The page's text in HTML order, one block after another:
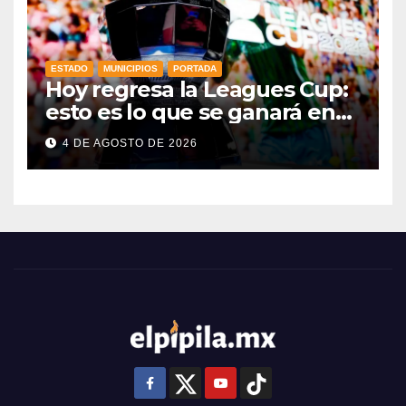
ESTADO MUNICIPIOS PORTADA
Hoy regresa la Leagues Cup:
esto es lo que se ganará en
esta edición
4 DE AGOSTO DE 2026